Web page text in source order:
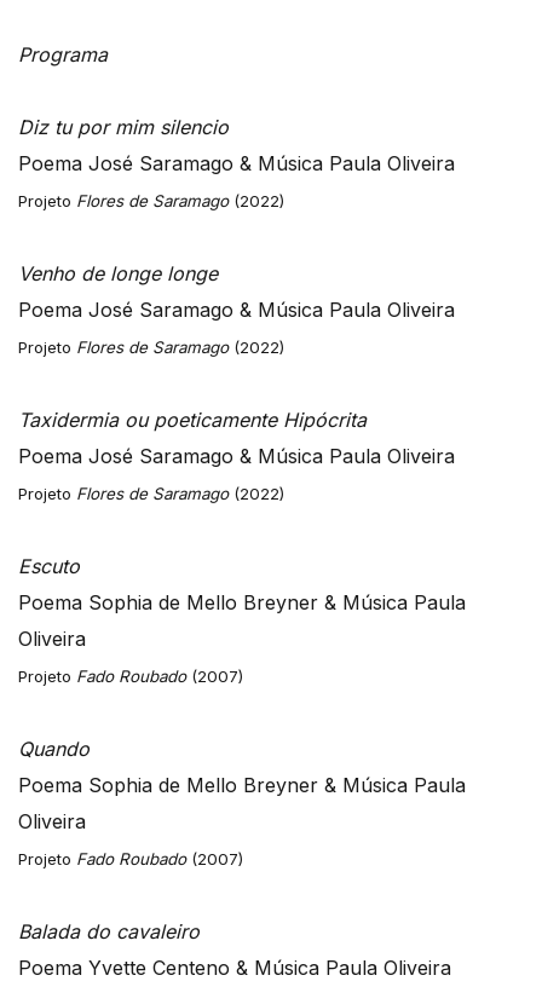
Programa
Diz tu por mim silencio
Poema José Saramago & Música Paula Oliveira
Projeto Flores de Saramago (2022)
Venho de longe longe
Poema José Saramago & Música Paula Oliveira
Projeto Flores de Saramago (2022)
Taxidermia ou poeticamente Hipócrita
Poema José Saramago & Música Paula Oliveira
Projeto Flores de Saramago (2022)
Escuto
Poema Sophia de Mello Breyner & Música Paula
Oliveira
Projeto Fado Roubado (2007)
Quando
Poema Sophia de Mello Breyner & Música Paula
Oliveira
Projeto Fado Roubado (2007)
Balada do cavaleiro
Poema Yvette Centeno & Música Paula Oliveira